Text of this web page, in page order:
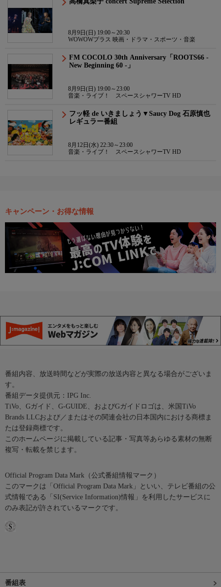
8月9日(日) 19:00～20:30
WOWOWプラス 映画・ドラマ・スポーツ・音楽
FM COCOLO 30th Anniversary「ROOTS66 -
New Beginning 60 -」
8月9日(日) 19:00～23:00
音楽・ライブ！ スペースシャワーTV HD
フッ軽 de いきましょう▼Saucy Dog 石原慎也
レギュラー番組
8月12日(水) 22:30～23:00
音楽・ライブ！ スペースシャワーTV HD
キャンペーン・お得な情報
番組内容、放送時間などが実際の放送内容と異なる場合がございま
す。
番組データ提供元：IPG Inc.
TiVo、Gガイド、G-GUIDE、およびGガイドロゴは、米国TiVo
Brands LLCおよび／またはその関連会社の日本国内における商標ま
たは登録商標です。
このホームページに掲載している記事・写真等あらゆる素材の無断
複写・転載を禁じます。
Official Program Data Mark（公式番組情報マーク）
このマークは「Official Program Data Mark」といい、テレビ番組の公
式情報である「SI(Service Information)情報」を利用したサービスに
のみ表記が許されているマークです。
番組表